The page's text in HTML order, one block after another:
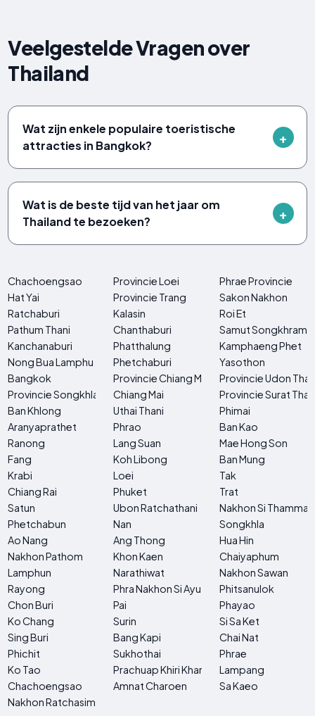
Veelgestelde Vragen over
Thailand
Wat zijn enkele populaire toeristische
attracties in Bangkok?
Wat is de beste tijd van het jaar om
Thailand te bezoeken?
Chachoengsao Provincie Loei
Phrae Provincie
Hat Yai
Provincie Trang
Sakon Nakhon
Ratchaburi
Kalasin
Roi Et
Pathum Thani
Chanthaburi
Samut Songkhram
Kanchanaburi
Phatthalung
Kamphaeng Phet
Nong Bua Lamphu
Phetchaburi
Yasothon
Bangkok
Provincie Chiang Mai
Provincie Udon
Provincie Songkhla
Chiang Mai
Provincie Surat
Ban Khlong
Uthai Thani
Phimai
Aranyaprathet
Phrao
Ban Kao
Ranong
Lang Suan
Mae Hong Son
Fang
Koh Libong
Ban Mung
Krabi
Loei
Tak
Chiang Rai
Phuket
Trat
Satun
Ubon Ratchathani
Nakhon Si
Phetchabun
Nan
Songkhla
Ao Nang
Ang Thong
Hua Hin
Nakhon Pathom
Khon Kaen
Chaiyaphum
Lamphun
Narathiwat
Nakhon Sawan
Rayong
Phra Nakhon Si AyutthayaPhitsanulok
Chon Buri
Pai
Phayao
Ko Chang
Surin
Si Sa Ket
Sing Buri
Bang Kapi
Chai Nat
Phichit
Sukhothai
Phrae
Ko Tao
Prachuap Khiri Khan
Lampang
Chachoengsao
Amnat Charoen
Sa Kaeo
Nakhon Ratchasima